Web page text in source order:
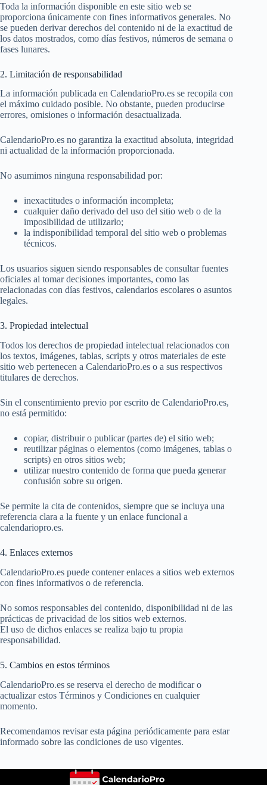
Toda la información disponible en este sitio web se
proporciona únicamente con fines informativos generales. No
se pueden derivar derechos del contenido ni de la exactitud de
los datos mostrados, como días festivos, números de semana o
fases lunares.
2. Limitación de responsabilidad
La información publicada en CalendarioPro.es se recopila con
el máximo cuidado posible. No obstante, pueden producirse
errores, omisiones o información desactualizada.
CalendarioPro.es no garantiza la exactitud absoluta, integridad
ni actualidad de la información proporcionada.
No asumimos ninguna responsabilidad por:
inexactitudes o información incompleta;
cualquier daño derivado del uso del sitio web o de la
imposibilidad de utilizarlo;
la indisponibilidad temporal del sitio web o problemas
técnicos.
Los usuarios siguen siendo responsables de consultar fuentes
oficiales al tomar decisiones importantes, como las
relacionadas con días festivos, calendarios escolares o asuntos
legales.
3. Propiedad intelectual
Todos los derechos de propiedad intelectual relacionados con
los textos, imágenes, tablas, scripts y otros materiales de este
sitio web pertenecen a CalendarioPro.es o a sus respectivos
titulares de derechos.
Sin el consentimiento previo por escrito de CalendarioPro.es,
no está permitido:
copiar, distribuir o publicar (partes de) el sitio web;
reutilizar páginas o elementos (como imágenes, tablas o
scripts) en otros sitios web;
utilizar nuestro contenido de forma que pueda generar
confusión sobre su origen.
Se permite la cita de contenidos, siempre que se incluya una
referencia clara a la fuente y un enlace funcional a
calendariopro.es.
4. Enlaces externos
CalendarioPro.es puede contener enlaces a sitios web externos
con fines informativos o de referencia.
No somos responsables del contenido, disponibilidad ni de las
prácticas de privacidad de los sitios web externos.
El uso de dichos enlaces se realiza bajo tu propia
responsabilidad.
5. Cambios en estos términos
CalendarioPro.es se reserva el derecho de modificar o
actualizar estos Términos y Condiciones en cualquier
momento.
Recomendamos revisar esta página periódicamente para estar
informado sobre las condiciones de uso vigentes.